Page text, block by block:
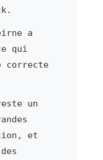
a
qui
correcte
un
et